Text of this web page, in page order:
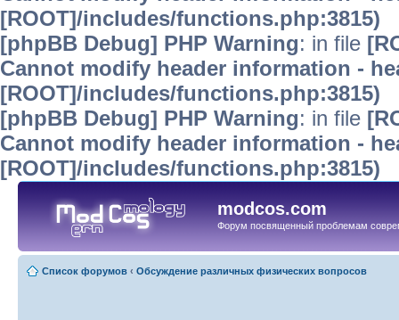
[ROOT]/includes/functions.php:3815)
[phpBB Debug] PHP Warning: in file
Cannot modify header information -
[ROOT]/includes/functions.php:3815)
[phpBB Debug] PHP Warning: in file
Cannot modify header information -
[ROOT]/includes/functions.php:3815)
modcos.com
Форум посвященный проблемам
Список форумов ‹ Обсуждение различных физических вопросов